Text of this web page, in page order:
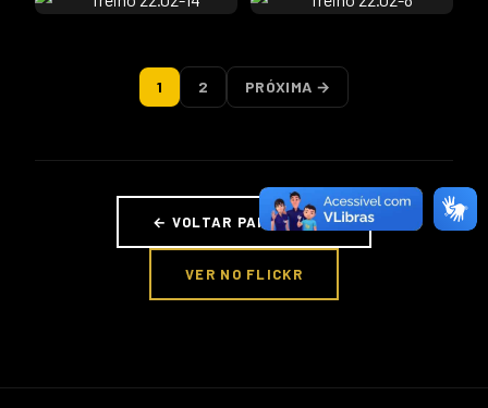
1 2 PRÓXIMA →
← VOLTAR PARA FOTOS
VER NO FLICKR